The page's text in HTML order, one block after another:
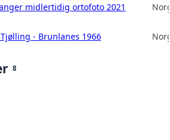
midlertidig ortofoto 2021
- Brunlanes 1966
8